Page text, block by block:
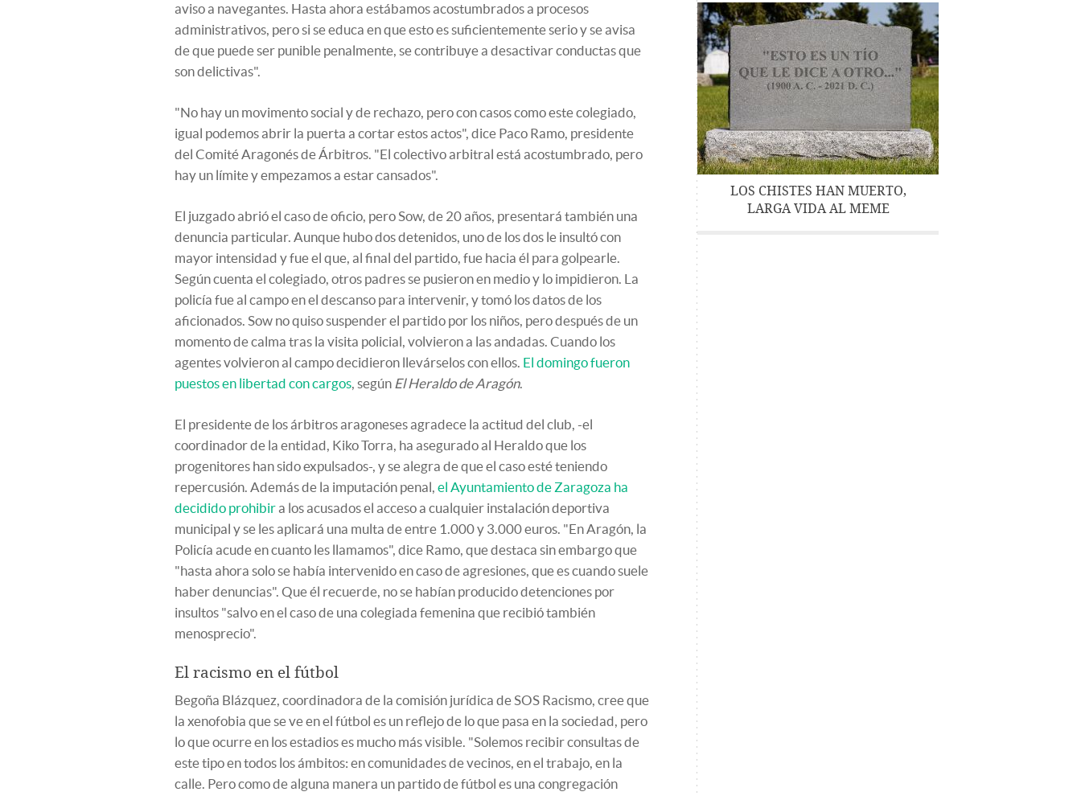
aviso a navegantes. Hasta ahora estábamos acostumbrados a procesos
administrativos, pero si se educa en que esto es suficientemente serio y se avisa
de que puede ser punible penalmente, se contribuye a desactivar conductas que
son delictivas".
"No hay un movimento social y de rechazo, pero con casos como este colegiado,
igual podemos abrir la puerta a cortar estos actos", dice Paco Ramo, presidente
del Comité Aragonés de Árbitros. "El colectivo arbitral está acostumbrado, pero
hay un límite y empezamos a estar cansados".
El juzgado abrió el caso de oficio, pero Sow, de 20 años, presentará también una
denuncia particular. Aunque hubo dos detenidos, uno de los dos le insultó con
mayor intensidad y fue el que, al final del partido, fue hacia él para golpearle.
Según cuenta el colegiado, otros padres se pusieron en medio y lo impidieron. La
policía fue al campo en el descanso para intervenir, y tomó los datos de los
aficionados. Sow no quiso suspender el partido por los niños, pero después de un
momento de calma tras la visita policial, volvieron a las andadas. Cuando los
agentes volvieron al campo decidieron llevárselos con ellos. El domingo fueron
puestos en libertad con cargos, según El Heraldo de Aragón.
El presidente de los árbitros aragoneses agradece la actitud del club, -el
coordinador de la entidad, Kiko Torra, ha asegurado al Heraldo que los
progenitores han sido expulsados-, y se alegra de que el caso esté teniendo
repercusión. Además de la imputación penal, el Ayuntamiento de Zaragoza ha
decidido prohibira los acusados el acceso a cualquier instalación deportiva
municipal y se les aplicará una multa de entre 1.000 y 3.000 euros. "En Aragón, la
Policía acude en cuanto les llamamos", dice Ramo, que destaca sin embargo que
"hasta ahora solo se había intervenido en caso de agresiones, que es cuando suele
haber denuncias". Que él recuerde, no se habían producido detenciones por
insultos "salvo en el caso de una colegiada femenina que recibió también
menosprecio".
El racismo en el fútbol
Begoña Blázquez, coordinadora de la comisión jurídica de SOS Racismo, cree que
la xenofobia que se ve en el fútbol es un reflejo de lo que pasa en la sociedad, pero
lo que ocurre en los estadios es mucho más visible. "Solemos recibir consultas de
este tipo en todos los ámbitos: en comunidades de vecinos, en el trabajo, en la
calle. Pero como de alguna manera un partido de fútbol es una congregación
LOS CHISTES HAN MUERTO,
LARGA VIDA AL MEME